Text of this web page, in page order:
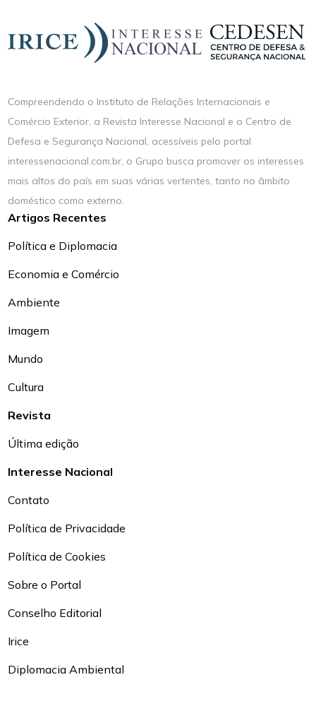
Compreendendo o Instituto de Relações Internacionais e
Comércio Exterior, a Revista Interesse Nacional e o Centro de
Defesa e Segurança Nacional, acessíveis pelo portal
interessenacional.com.br, o Grupo busca promover os interesses
mais altos do país em suas várias vertentes, tanto no âmbito
doméstico como externo.
Artigos Recentes
Política e Diplomacia
Economia e Comércio
Ambiente
Imagem
Mundo
Cultura
Revista
Última edição
Interesse Nacional
Contato
Política de Privacidade
Política de Cookies
Sobre o Portal
Conselho Editorial
Irice
Diplomacia Ambiental